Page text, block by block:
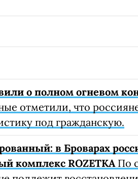
о полном огневом
отметили, что
под гражданскую.
в Броварах
комплекс ROZETKAПо